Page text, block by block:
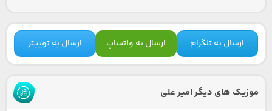
ارسال به تلگرام ارسال به واتساپ ارسال به توییتر
موزیک های دیگر امیر علی